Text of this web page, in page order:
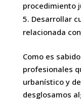
procedimiento
Desarrollar
relacionada
Como es
profesionales
urbanístico y
desglosamos